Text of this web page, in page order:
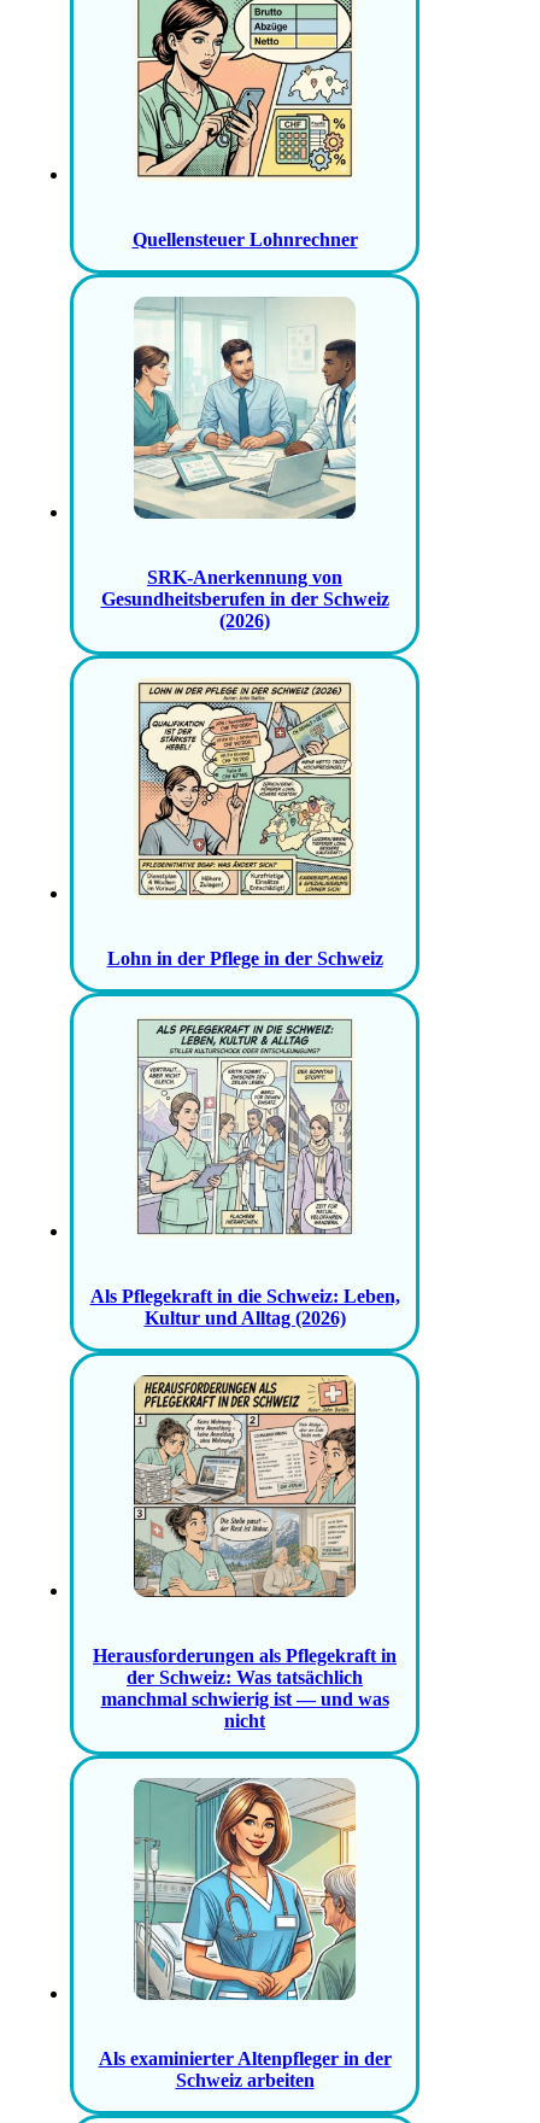
Quellensteuer Lohnrechner
SRK-Anerkennung von
Gesundheitsberufen in der Schweiz
(2026)
Lohn in der Pflege in der Schweiz
Als Pflegekraft in die Schweiz: Leben,
Kultur und Alltag (2026)
Herausforderungen als Pflegekraft in
der Schweiz: Was tatsächlich
manchmal schwierig ist — und was
nicht
Als examinierter Altenpfleger in der
Schweiz arbeiten